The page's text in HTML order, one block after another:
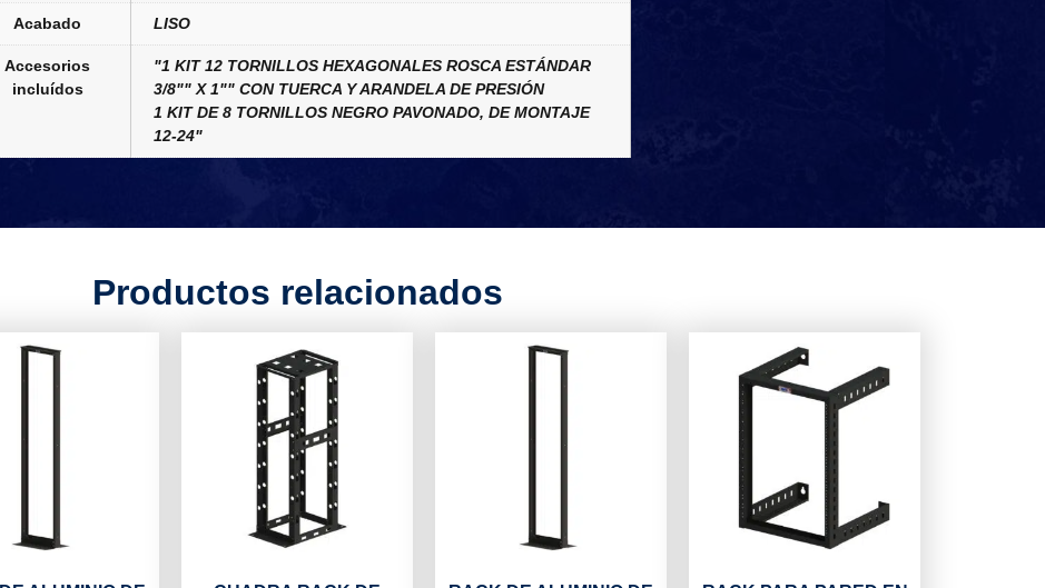
Acabado LISO
Accesorios
incluídos
"1 KIT 12 TORNILLOS HEXAGONALES ROSCA ESTÁNDAR
3/8"" X 1"" CON TUERCA Y ARANDELA DE PRESIÓN
1 KIT DE 8 TORNILLOS NEGRO PAVONADO, DE MONTAJE
12-24"
Productos relacionados